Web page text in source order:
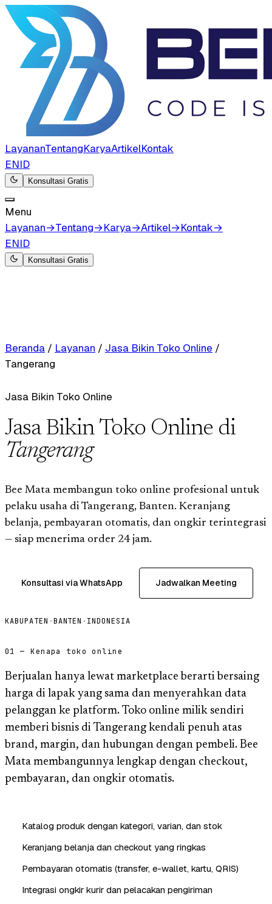
LayananTentangKaryaArtikelKontak
ENID
Konsultasi Gratis
Menu
Layanan→Tentang→Karya→Artikel→Kontak→
ENID
Konsultasi Gratis
Beranda / Layanan / Jasa Bikin Toko Online /
Tangerang
Jasa Bikin Toko Online
Jasa Bikin Toko Online di
Tangerang
Bee Mata membangun toko online profesional untuk
pelaku usaha di Tangerang, Banten. Keranjang
belanja, pembayaran otomatis, dan ongkir terintegrasi
— siap menerima order 24 jam.
Konsultasi via WhatsApp Jadwalkan Meeting
KABUPATEN ·BANTEN · INDONESIA
01 — Kenapa toko online
Berjualan hanya lewat marketplace berarti bersaing
harga di lapak yang sama dan menyerahkan data
pelanggan ke platform. Toko online milik sendiri
memberi bisnis di Tangerang kendali penuh atas
brand, margin, dan hubungan dengan pembeli. Bee
Mata membangunnya lengkap dengan checkout,
pembayaran, dan ongkir otomatis.
Katalog produk dengan kategori, varian, dan stok
Keranjang belanja dan checkout yang ringkas
Pembayaran otomatis (transfer, e-wallet, kartu, QRIS)
Integrasi ongkir kurir dan pelacakan pengiriman